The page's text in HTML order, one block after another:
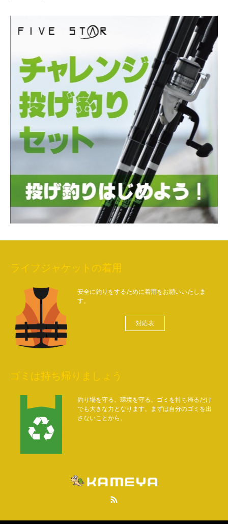
ライフジャケットの着用
安全に釣りをするために着用をお願いいたしま
す。
対応表
ゴミは持ち帰りましょう
釣り場を守る。環境を守る。ゴミを持ち帰るだけ
でも大きな力となります。まずは自分のゴミを出
さないことから。